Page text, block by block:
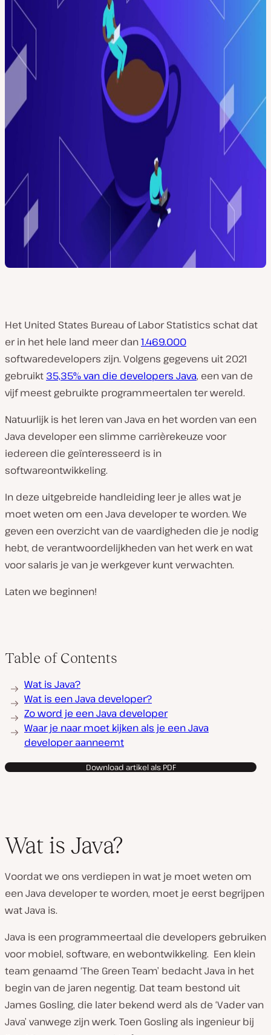
Het United States Bureau of Labor Statistics schat dat
er in het hele land meer dan1.469.000
softwaredevelopers zijn. Volgens gegevens uit 2021
gebruikt 35,35% van die developers Java, een van de
vijf meest gebruikte programmeertalen ter wereld.
Natuurlijk is het leren van Java en het worden van een
Java developer een slimme carrièrekeuze voor
iedereen die geïnteresseerd is in
softwareontwikkeling.
In deze uitgebreide handleiding leer je alles wat je
moet weten om een ​​Java developer te worden. We
geven een overzicht van de vaardigheden die je nodig
hebt, de verantwoordelijkheden van het werk en wat
voor salaris je van je werkgever kunt verwachten.
Laten we beginnen!
Table of Contents
Wat is Java?
Wat is een Java developer?
Zo word je een Java developer
Waar je naar moet kijken als je een Java
developer aanneemt
Download artikel als PDF
Wat is Java?
Voordat we ons verdiepen in wat je moet weten om
een ​​Java developer te worden, moet je eerst begrijpen
wat Java is.
Java is een programmeertaal die developers gebruiken
voor mobiel, software, en webontwikkeling. Een klein
team genaamd ‘The Green Team’ bedacht Java in het
begin van de jaren negentig. Dat team bestond uit
James Gosling, die later bekend werd als de ‘Vader van
Java’ vanwege zijn werk. Toen Gosling als ingenieur bij